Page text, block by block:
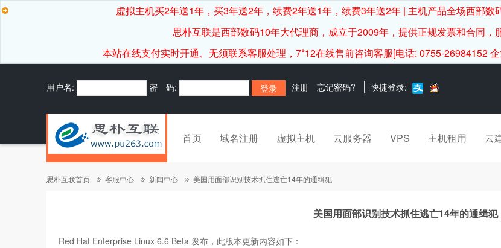
虚拟主机买2年送1年，买3年送2年，续费2年送1年，续费3年送2年 | 主机产品全场西部
思朴互联是西部数码10年大代理商，成立于2009年，提供正规发票和合同，
本站在线支付实时开通、无须联系客服处理，7*12在线售前咨询客服[电话: 0755-26984152
用户名: 密 码: 注册 忘记密码? 快捷登录:
首页 域名注册 虚拟主机 云服务器 VPS 主机租用 云
思朴互联首页 客服中心 新闻中心 美国用面部识别技术抓住逃亡14年的通缉犯
美国用面部识别技术抓住逃亡14年的通缉犯
Red Hat Enterprise Linux 6.6 Beta 发布，此版本更新内容如下：